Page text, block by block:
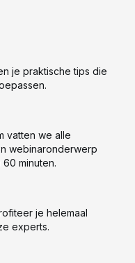
je praktische tips die
vatten we alle
webinaronderwerp
minuten.
je helemaal
experts.